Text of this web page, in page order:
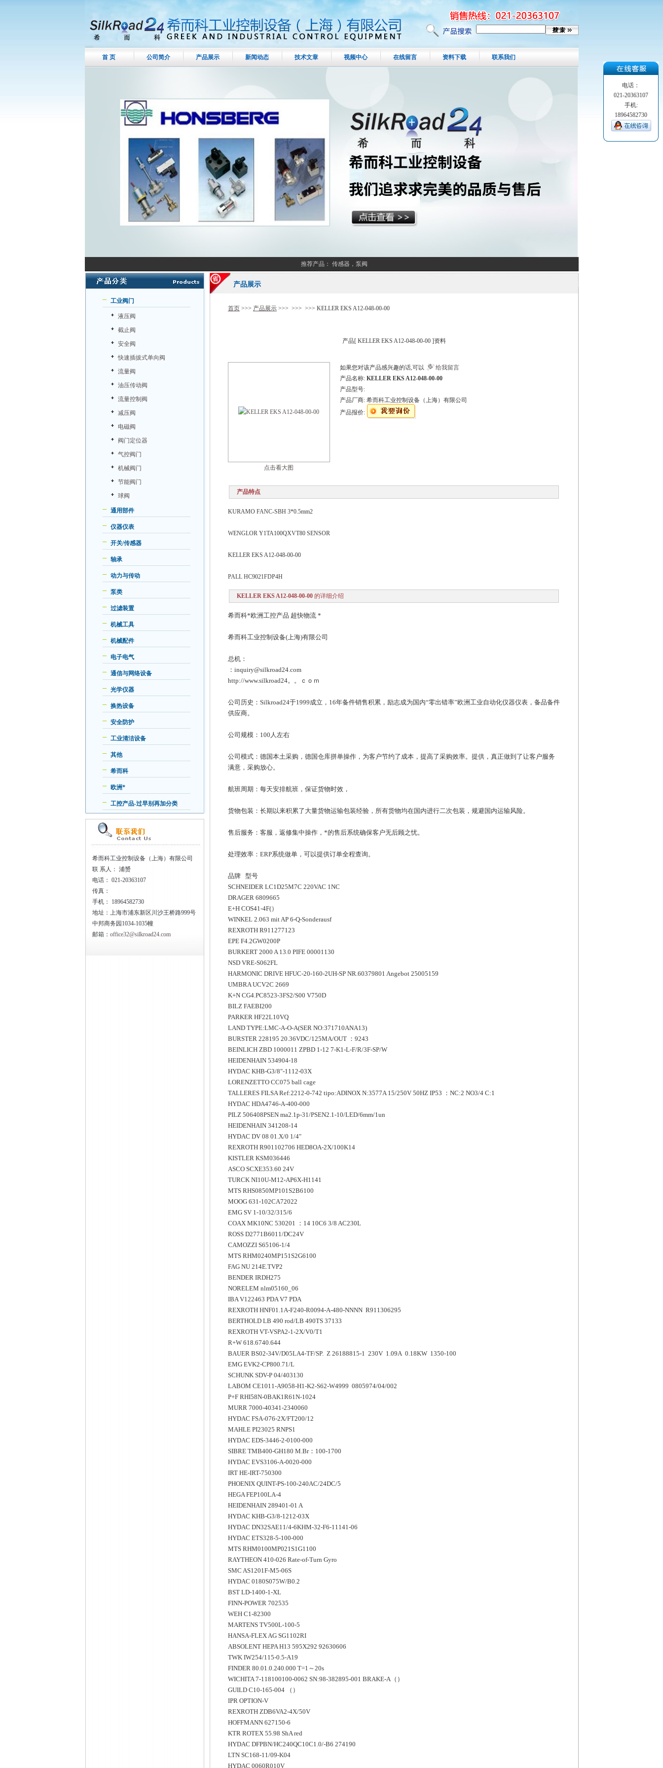
首 页 公司简介 产品展示 新闻动态 技术文章 视频中心 在线留言 资料下载 联系我们
推荐产品： 传感器，泵阀
工业阀门
液压阀
截止阀
安全阀
快速插拔式单向阀
流量阀
油压传动阀
流量控制阀
减压阀
电磁阀
阀门定位器
气控阀门
机械阀门
节能阀门
球阀
通用部件
仪器仪表
开关/传感器
轴承
动力与传动
泵类
过滤装置
机械工具
机械配件
电子电气
通信与网络设备
光学仪器
换热设备
安全防护
工业清洁设备
其他
希而科
欧洲*
工控产品-过早别再加分类
希而科工业控制设备（上海）有限公司
联 系人： 浦赟
电话： 021-20363107
传真：
手机：
18964582730
地址：上海市浦东新区川沙王桥路999号
中邦商务园1034-1035幢
邮箱： office32@silkroad24.com
产品展示
首页>>> 产品展示>>> >>> >>> KELLER EKS A12-048-00-00
产品[KELLER EKS A12-048-00-00]资料
点击看大图
如果您对该产品感兴趣的话,可以
给我留言
产品名称: KELLER EKS A12-048-00-00
产品型号:
产品厂商: 希而科工业控制设备（上海）有限公司
产品报价:
产品特点
KURAMO FANC-SBH 3*0.5mm2
WENGLOR Y1TA100QXVT80 SENSOR
KELLER EKS A12-048-00-00
PALL HC9021FDP4H
KELLER EKS A12-048-00-00 的详细介绍
希而科*欧洲工控产品 超快物流 *
希而科工业控制设备(上海)有限公司
总机：
：inquiry@silkroad24.com
http://www.silkroad24。。ｃｏｍ
公司历史：Silkroad24于1999成立，16年备件销售积累，励志成为国内“零出错率”欧洲工业自动化仪器仪表，备品备件
供应商。
公司规模：100人左右
公司模式：德国本土采购，德国仓库拼单操作，为客户节约了成本，提高了采购效率。提供，真正做到了让客户服务
满意，采购放心。
航班周期：每天安排航班，保证货物时效，
货物包装：长期以来积累了大量货物运输包装经验，所有货物均在国内进行二次包装，规避国内运输风险。
售后服务：客服，返修集中操作，*的售后系统确保客户无后顾之忧。
处理效率：ERP系统做单，可以提供订单全程查询。
品牌 型号
SCHNEIDER LC1D25M7C 220VAC 1NC
DRAGER 6809665
E+H COS41-4F(）
WINKEL 2.063 mit AP 6-Q-Sonderausf
REXROTH R911277123
EPE F4.2GW0200P
BURKERT 2000 A 13.0 PIFE 00001130
NSD VRE-S062FL
HARMONIC DRIVE HFUC-20-160-2UH-SP NR.60379801 Angebot 25005159
UMBRA UCV2C 2669
K+N CG4.PC8523-3FS2/S00 V750D
BILZ FAEBI200
PARKER HF22L10VQ
LAND TYPE:LMC-A-O-A(SER NO:371710ANA13)
BURSTER 228195 20.36VDC/125MA/OUT ：9243
BEINLICH ZBD 1000011 ZPBD 1-12 7-K1-L-F/R/3F-SP/W
HEIDENHAIN 534904-18
HYDAC KHB-G3/8"-1112-03X
LORENZETTO CC075 ball cage
TALLERES FILSA Ref:2212-0-742 tipo:ADINOX N:3577A 15/250V 50HZ IP53 ：NC:2 NO3/4 C:1
HYDAC HDA4746-A-400-000
PILZ 506408PSEN ma2.1p-31/PSEN2.1-10/LED/6mm/1un
HEIDENHAIN 341208-14
HYDAC DV 08 01.X/0 1/4"
REXROTH R901102706 HED8OA-2X/100K14
KISTLER KSM036446
ASCO SCXE353.60 24V
TURCK NI10U-M12-AP6X-H1141
MTS RHS0850MP101S2B6100
MOOG 631-102CA72022
EMG SV 1-10/32/315/6
COAX MK10NC 530201 ：14 10C6 3/8 AC230L
ROSS D2771B6011/DC24V
CAMOZZI S65106-1/4
MTS RHM0240MP151S2G6100
FAG NU 214E.TVP2
BENDER IRDH275
NORELEM nlm05160_06
IBA V122463 PDA V7 PDA
REXROTH HNF01.1A-F240-R0094-A-480-NNNN R911306295
BERTHOLD LB 490 rod/LB 490TS 37133
REXROTH VT-VSPA2-1-2X/V0/T1
R+W 618.6740.644
BAUER BS02-34V/D05LA4-TF/SP. Z 26188815-1 230V 1.09A 0.18KW 1350-100
EMG EVK2-CP800.71/L
SCHUNK SDV-P 04/403130
LABOM CE1011-A9058-H1-K2-S62-W4999 0805974/04/002
P+F RHI58N-0BAK1R61N-1024
MURR 7000-40341-2340060
HYDAC FSA-076-2X/FT200/12
MAHLE PI23025 RNPS1
HYDAC EDS-3446-2-0100-000
SIBRE TMB400-GH180 M.Br：100-1700
HYDAC EVS3106-A-0020-000
IRT HE-IRT-750300
PHOENIX QUINT-PS-100-240AC/24DC/5
HEGA FEP100LA-4
HEIDENHAIN 289401-01 A
HYDAC KHB-G3/8-1212-03X
HYDAC DN32SAE11/4-6KHM-32-F6-11141-06
HYDAC ETS328-5-100-000
MTS RHM0100MP021S1G1100
RAYTHEON 410-026 Rate-of-Turn Gyro
SMC AS1201F-M5-06S
HYDAC 0180S075W/B0.2
BST LD-1400-1-XL
FINN-POWER 702535
WEH C1-82300
MARTENS TV500L-100-5
HANSA-FLEX AG SG1102RI
ABSOLENT HEPA H13 595X292 92630606
TWK IW254/115-0.5-A19
FINDER 80.01.0.240.000 T=1～20s
WICHITA 7-118100100-0062 SN:98-382895-001 BRAKE-A（）
GUILD C10-165-004 （）
IPR OPTION-V
REXROTH ZDB6VA2-4X/50V
HOFFMANN 627150-6
KTR ROTEX 55.98 ShA red
HYDAC DFPBN/HC240QC10C1.0/-B6 274190
LTN SC168-11/09-K04
HYDAC 0060R010V
电话：
021-20363107
手机:
18964582730